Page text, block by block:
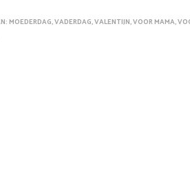
MOEDERDAG,VADERDAG,VALENTIJN,VOOR MAMA,